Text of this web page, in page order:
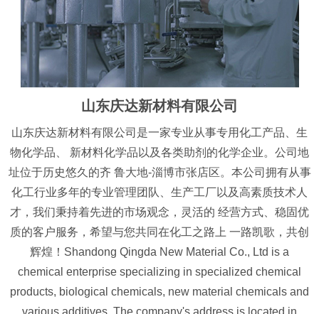
山东庆达新材料有限公司
山东庆达新材料有限公司是一家专业从事专用化工产品、生
物化学品、 新材料化学品以及各类助剂的化学企业。公司地
址位于历史悠久的齐 鲁大地-淄博市张店区。本公司拥有从事
化工行业多年的专业管理团队、生产工厂以及高素质技术人
才，我们秉持着先进的市场观念，灵活的 经营方式、稳固优
质的客户服务，希望与您共同在化工之路上 一路凯歌，共创
辉煌！Shandong Qingda New Material Co., Ltd is a
chemical enterprise specializing in specialized chemical
products, biological chemicals, new material chemicals and